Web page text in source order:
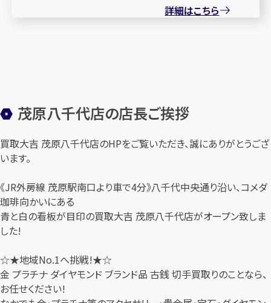
詳細はこちら
茂原八千代店の店長ご挨拶
買取大吉 茂原八千代店のHPをご覧いただき、誠にありがとうござ
います。
《JR外房線 茂原駅南口より車で4分》八千代中央通り沿い、コメダ
珈琲向かいにある
青と白の看板が目印の買取大吉 茂原八千代店がオープン致しま
した!
☆★地域No.1へ挑戦!★☆
金 プラチナ ダイヤモンド ブランド品 古銭 切手買取りのことなら、
お任せください!